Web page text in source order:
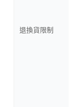
退換貨限制